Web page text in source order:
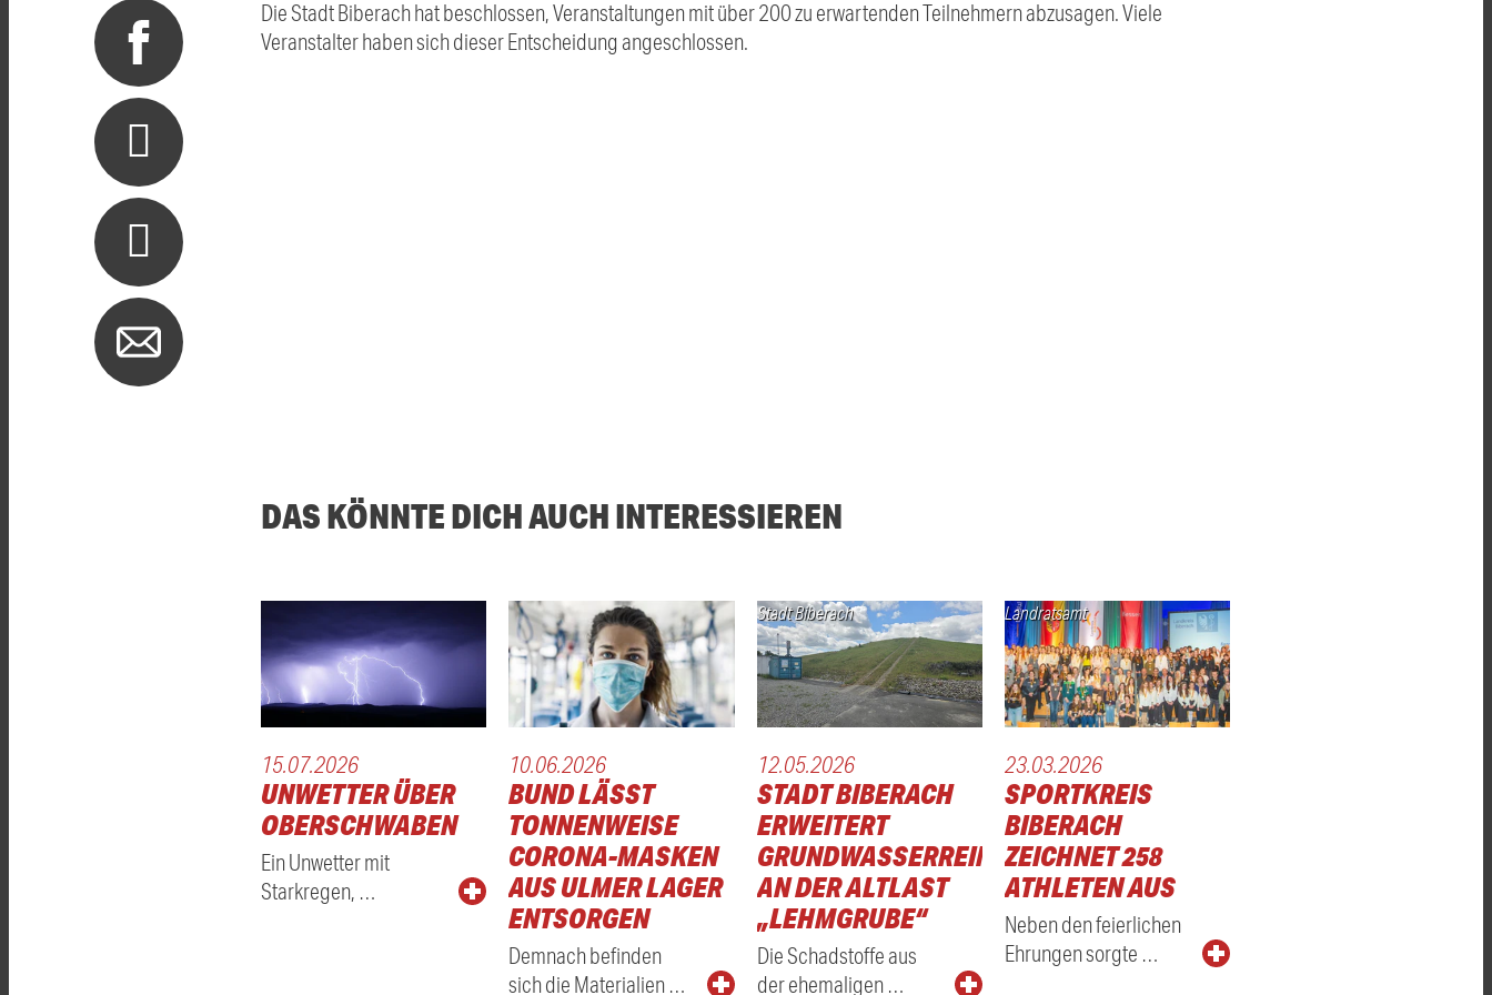
Die Stadt Biberach hat beschlossen, Veranstaltungen mit über 200 zu erwartenden Teilnehmern abzusagen. Viele
Veranstalter haben sich dieser Entscheidung angeschlossen.
DAS KÖNNTE DICH AUCH INTERESSIEREN
15.07.2026
UNWETTER ÜBER
OBERSCHWABEN
Ein Unwetter mit
Starkregen, …
10.06.2026
BUND LÄSST
TONNENWEISE
CORONA-MASKEN
AUS ULMER LAGER
ENTSORGEN
Demnach befinden
sich die Materialien …
Stadt Biberach
12.05.2026
STADT BIBERACH
ERWEITERT
GRUNDWASSERREINIGUNG
AN DER ALTLAST
„LEHMGRUBE“
Die Schadstoffe aus
der ehemaligen …
Landratsamt
23.03.2026
SPORTKREIS
BIBERACH
ZEICHNET 258
ATHLETEN AUS
Neben den feierlichen
Ehrungen sorgte …